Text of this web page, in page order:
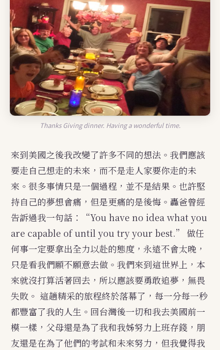
Thanks Giving dinner. Having a wonderful time.
來到美國之後我改變了許多不同的想法。我們應該
要走自己想走的未來，而不是走人家要你走的未
來。很多事情只是一個過程，並不是結果。也許堅
持自己的夢想會痛，但是更痛的是後悔。轟爸曾經
告訴過我一句話：“You have no idea what you
are capable of until you try your best.” 做任
何事一定要拿出全力以赴的態度，永遠不會太晚，
只是看我們願不願意去做。我們來到這世界上，本
來就沒打算活著回去，所以應該要勇敢追夢，無畏
失敗。 這趟精采的旅程終於落幕了，每一分每一秒
都豐富了我的人生。回台灣後一切和我去美國前一
模一樣，父母還是為了我和我姊努力上班存錢，朋
友還是在為了他們的考試和未來努力，但我覺得我